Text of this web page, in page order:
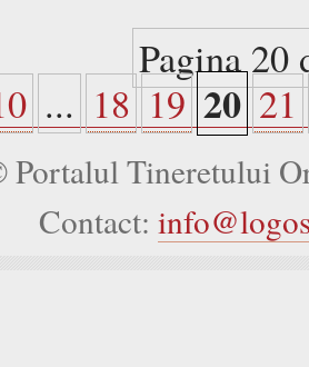
Pagina 20
... 18 19 20 21
Portalul Tineretului
Contact: